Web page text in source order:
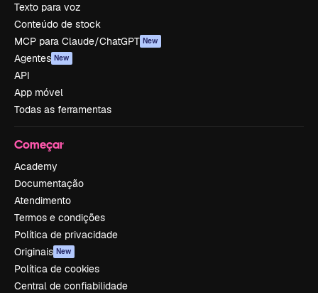
Texto para voz
Conteúdo de stock
MCP para Claude/ChatGPT New
Agentes New
API
App móvel
Todas as ferramentas
Começar
Academy
Documentação
Atendimento
Termos e condições
Política de privacidade
Originais New
Política de cookies
Central de confiabilidade